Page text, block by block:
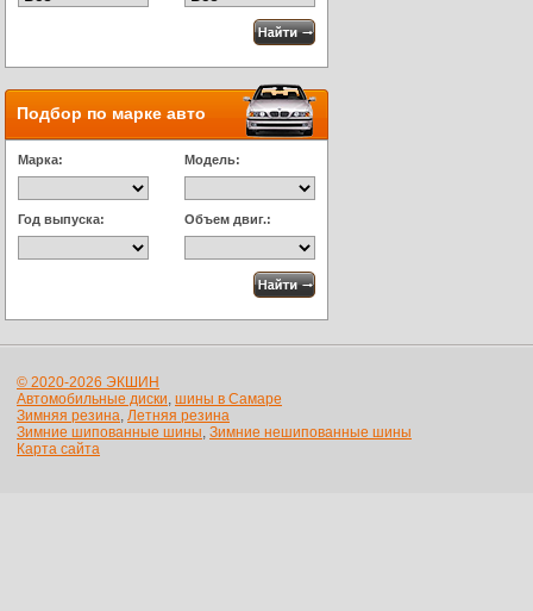
Подбор по марке авто
Марка: Модель:
Год выпуска: Объем двиг.:
© 2020-2026 ЭКШИН
Автомобильные диски, шины в Самаре
Зимняя резина, Летняя резина
Зимние шипованные шины, Зимние нешипованные шины
Карта сайта